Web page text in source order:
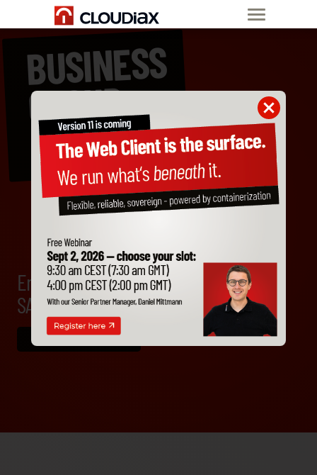
BUSINESS
CLOUD
&KI MADE IN
GERMANY,
CANADA
Entdecke mehr auf den
SAP Partner Summits 2026
Kontaktiere uns